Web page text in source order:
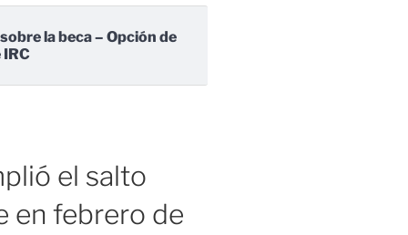
la beca – Opción de
el salto
en febrero de